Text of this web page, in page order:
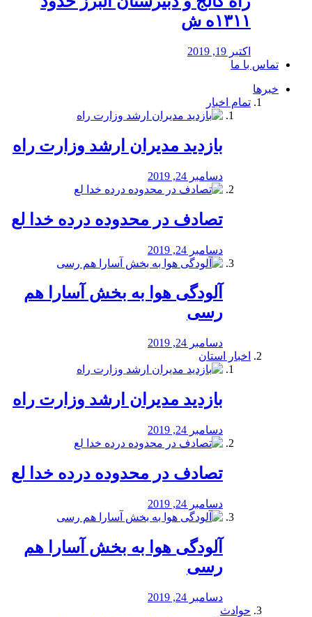
۱۳۱۱ه ش
اکتبر 19, 2019
تماس با ما
خبرها
تمام اخبار
بازدید مدیران ارشد وزارت راه
دسامبر 24, 2019
تصادف در محدوده درده خدا لع
دسامبر 24, 2019
آلودگی هوا به بخش آسارا هم
رسی
دسامبر 24, 2019
اخبار استان
بازدید مدیران ارشد وزارت راه
دسامبر 24, 2019
تصادف در محدوده درده خدا لع
دسامبر 24, 2019
آلودگی هوا به بخش آسارا هم
رسی
دسامبر 24, 2019
حوادث